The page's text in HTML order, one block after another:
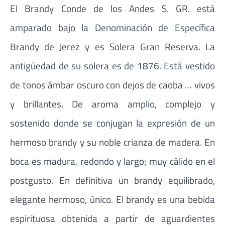
El Brandy Conde de los Andes S. GR. está
amparado bajo la Denominación de Específica
Brandy de Jerez y es Solera Gran Reserva. La
antigüedad de su solera es de 1876. Está vestido
de tonos ámbar oscuro con dejos de caoba … vivos
y brillantes. De aroma amplio, complejo y
sostenido donde se conjugan la expresión de un
hermoso brandy y su noble crianza de madera. En
boca es madura, redondo y largo; muy cálido en el
postgusto. En definitiva un brandy equilibrado,
elegante hermoso, único. El brandy es una bebida
espirituosa obtenida a partir de aguardientes